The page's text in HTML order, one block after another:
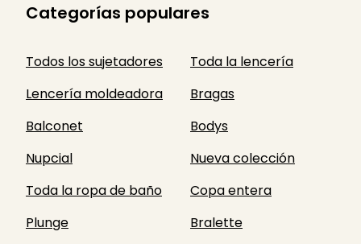
Categorías populares
Todos los sujetadores
Toda la lencería
Lencería moldeadora
Bragas
Balconet
Bodys
Nupcial
Nueva colección
Toda la ropa de baño
Copa entera
Plunge
Bralette